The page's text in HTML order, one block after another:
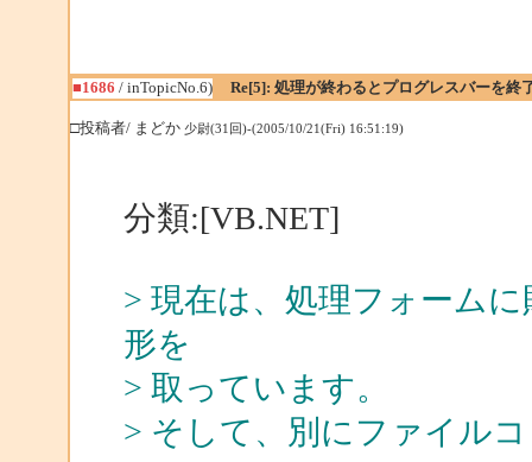
■1686 / inTopicNo.6) Re[5]: 処理が終わるとプログレスバーを終
□投稿者/ まどか 少尉(31回)-(2005/10/21(Fri) 16:51:19)
分類:[VB.NET]
> 現在は、処理フォーム
形を
> 取っています。
> そして、別にファイル